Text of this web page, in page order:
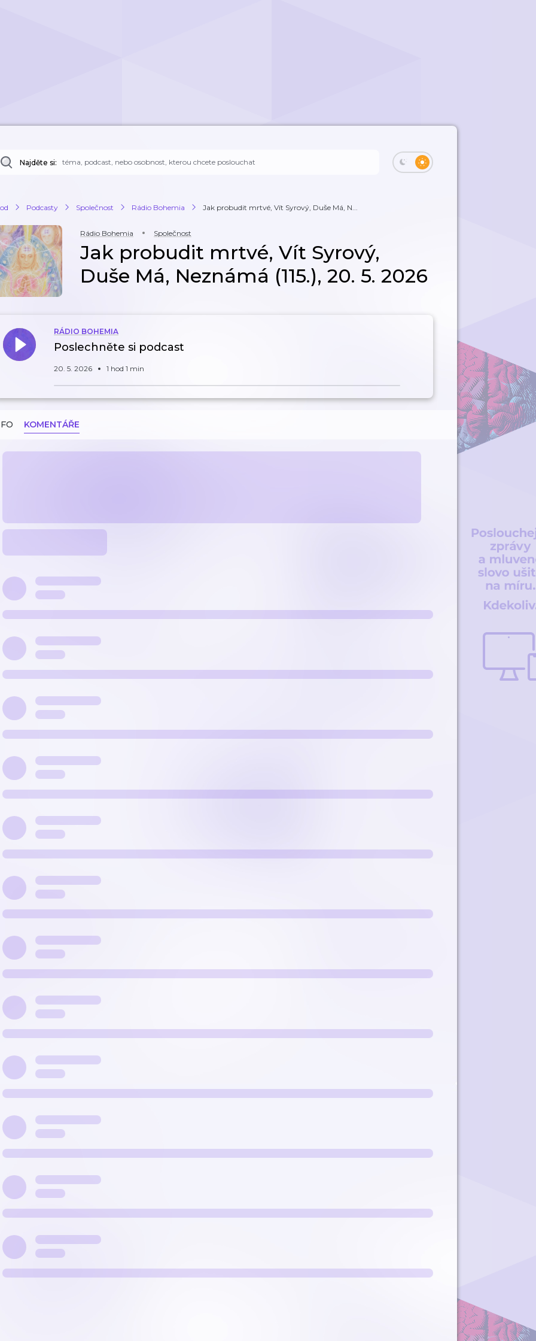
Najděte si:
Podcasty Společnost Rádio Bohemia Jak probudit mrtvé, Vít Syrový, Duše Má, N...
Rádio Bohemia Společnost
Jak probudit mrtvé, Vít Syrový,
Duše Má, Neznámá (115.), 20. 5. 2026
RÁDIO BOHEMIA
Poslechněte si podcast
20. 5. 2026 1 hod 1 min
KOMENTÁŘE